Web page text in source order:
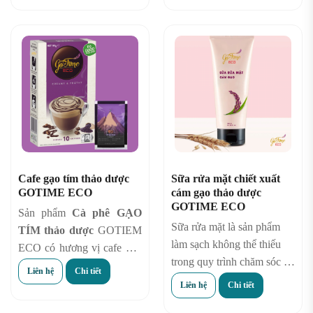
cấp chất dinh dưỡng lại vừa
có tác dụng bảo vệ sức
khỏe, phòng ngừa bệnh
tật,Gotime Eco
đã nghiên
cứu và cho ra mắt sản
phẩmBánh gạo thảo
dượctừ gạo tím nguyên
chất cao.
Anthocyanin. Đây là 1
trong những sản phẩm
được trồng, chăm sóc một
cách nghiêm ngặt và kĩ
lưỡng, sản phẩm bột thảo
mộc gotime vĩnh hoà nói
không với việc sử dụng
Cafe gạo tím thảo dược
GOTIME ECO
Sản phẩm Cà phê GẠO
TÍM thảo dượcGOTIEM
ECO có hương vị cafe nhẹ
dàng với 90% thành phần là
GẠO TÍM – tận dụng được
Liên hệ Chi tiết
Sữa rửa mặt chiết xuất
cám gạo thảo dược
GOTIME ECO
Sữa rửa mặt là sản phẩm
làm sạch không thể thiếu
trong quy trình chăm sóc da
của phái đẹp. Tuy quen
thuộc là thế nhưng chỉ khi
Liên hệ Chi tiết